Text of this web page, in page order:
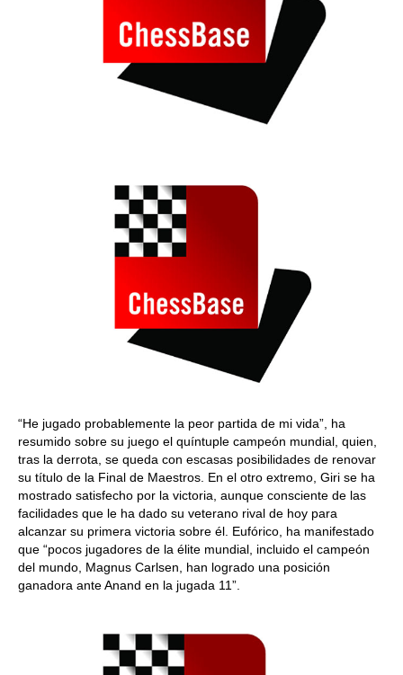
“He jugado probablemente la peor partida de mi vida”, ha
resumido sobre su juego el quíntuple campeón mundial, quien,
tras la derrota, se queda con escasas posibilidades de renovar
su título de la Final de Maestros. En el otro extremo, Giri se ha
mostrado satisfecho por la victoria, aunque consciente de las
facilidades que le ha dado su veterano rival de hoy para
alcanzar su primera victoria sobre él. Eufórico, ha manifestado
que “pocos jugadores de la élite mundial, incluido el campeón
del mundo, Magnus Carlsen, han logrado una posición
ganadora ante Anand en la jugada 11”.